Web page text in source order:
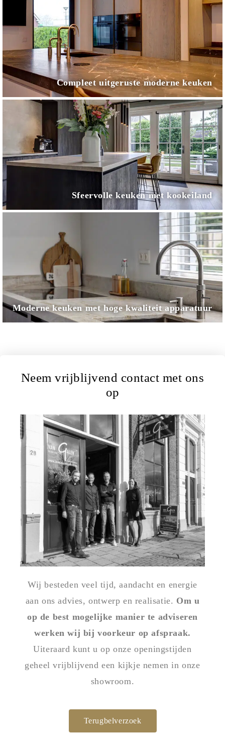
Compleet uitgeruste moderne keuken
Sfeervolle keuken met kookeiland
Moderne keuken met hoge kwaliteit apparatuur
Neem vrijblijvend contact met ons
op
Wij besteden veel tijd, aandacht en energie
aan ons advies, ontwerp en realisatie. Om u
op de best mogelijke manier te adviseren
werken wij bij voorkeur op afspraak.
Uiteraard kunt u op onze openingstijden
geheel vrijblijvend een kijkje nemen in onze
showroom.
Terugbelverzoek